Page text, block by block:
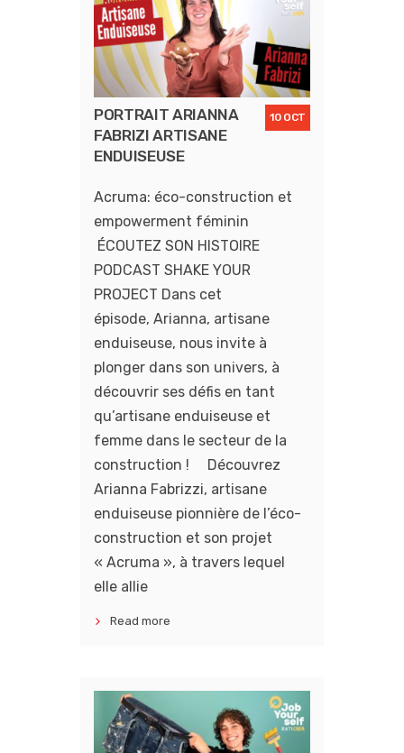
10 OCT
PORTRAIT ARIANNA
FABRIZI ARTISANE
ENDUISEUSE
Acruma: éco-construction et
empowerment féminin
ÉCOUTEZ SON HISTOIRE
PODCAST SHAKE YOUR
PROJECT Dans cet
épisode, Arianna, artisane
enduiseuse, nous invite à
plonger dans son univers, à
découvrir ses défis en tant
qu’artisane enduiseuse et
femme dans le secteur de la
construction ! Découvrez
Arianna Fabrizzi, artisane
enduiseuse pionnière de l’éco-
construction et son projet
« Acruma », à travers lequel
elle allie
Read more